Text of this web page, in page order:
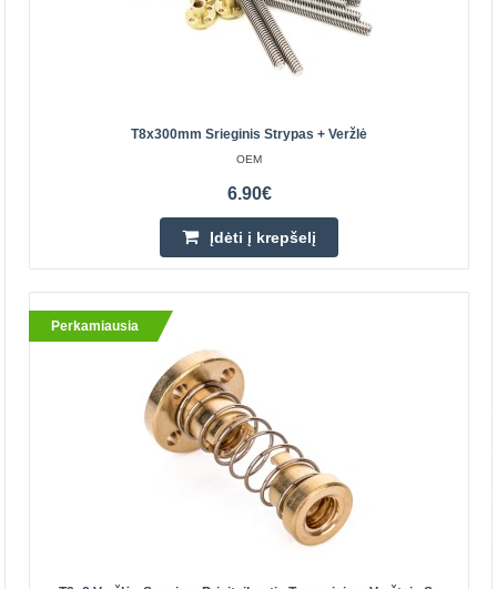
T8 srieginio strypo veržlės korpuso
3.4x3x3cm Spalva - Sidabrinė Panaudojimas: 3D Printer..
Parduotuvėje Vilniuje YRA
Parduotuvėje Kaune YRA
Centriniame Sandėlyje YRA
Įdėti į krepšelį
Pridėti prie pageidavimų sąrašo
T8x300mm Srieginis Strypas + Veržlė
OEM
6.90€
Įdėti į krepšelį
Perkamiausia